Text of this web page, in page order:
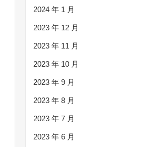
2024 年 1 月
2023 年 12 月
2023 年 11 月
2023 年 10 月
2023 年 9 月
2023 年 8 月
2023 年 7 月
2023 年 6 月